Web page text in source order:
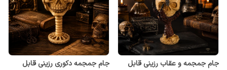
جام جمجمه و عقاب رزینی قابل
جام جمجمه دکوری رزینی قابل